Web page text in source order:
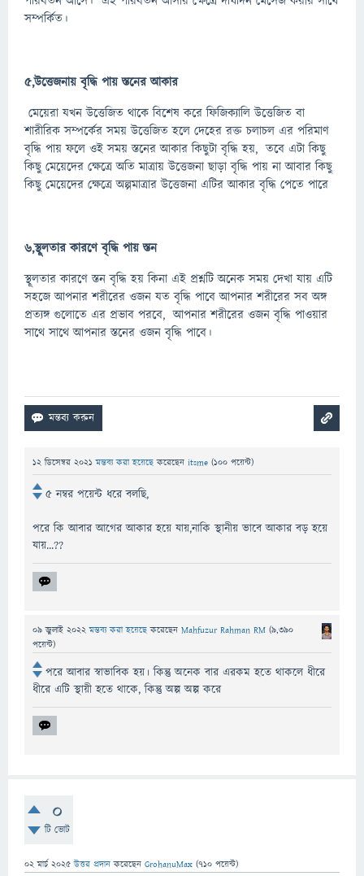
সম্পর্কিত।
৫,উত্তেজনায় বৃদ্ধি পায় স্তনের আকার
মেয়েরা যখন উত্তেজিত থাকে বিশেষ করে ফিজিক্যালি উত্তেজিত বা
শারীরিক সম্পর্কের সময় উত্তেজিত হলে দেহের রক্ত চলাচল এর পরিমাণ
বৃদ্ধি পায় ফলে ওই সময় স্তনের আকার কিছুটা বৃদ্ধি হয়, তবে এটা কিছু
কিছু মেয়েদের ক্ষেত্রে অতি মাত্রায় উত্তেজনা ছাড়া বৃদ্ধি পায় না আবার কিছু
কিছু মেয়েদের ক্ষেত্রে অল্পমাত্রার উত্তেজনা এটির আকার বৃদ্ধি পেতে পারে
৬,স্থূলতার কারণে বৃদ্ধি পায় স্তন
স্থূলতার কারণে স্তন বৃদ্ধি হয় কিনা এই প্রশ্নটি অনেক সময় দেখা যায় এটি
সহজে আপনার শরীরের ওজন যত বৃদ্ধি পাবে আপনার শরীরের সব অঙ্গ
প্রত্যঙ্গ গুলোতে এর প্রভাব পরবে, আপনার শরীরের ওজন বৃদ্ধি পাওয়ার
সাথে সাথে আপনার স্তনের ওজন বৃদ্ধি পাবে।
12 ডিসেম্বর 2021 মন্তব্য করা হয়েছেকরেছেন itsme (100 পয়েন্ট)
৫ নম্বর পয়েন্ট ধরে বলছি,
পরে কি আবার আগের আকার হয়ে যায়,নাকি স্থানীয় ভাবে আকার বড় হয়ে
যায়...??
09 জুলাই 2022 মন্তব্য করা হয়েছেকরেছেন Mahfuzur Rahman RM (9,390
পয়েন্ট)
পরে আবার স্বাভাবিক হয়। কিন্তু অনেক বার এরকম হতে থাকলে ধীরে
ধীরে এটি স্থায়ী হতে থাকে, কিন্তু অল্প অল্প করে
0
টি ভোট
02 মার্চ 2025 উত্তর প্রদান করেছেন GrohanuMax (710 পয়েন্ট)